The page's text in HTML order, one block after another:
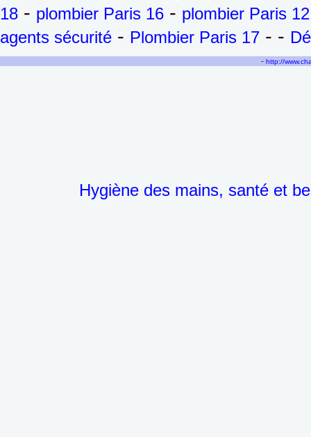
18 - plombier Paris 16 - plombier Paris 12
agents sécurité - Plombier Paris 17 - -
-http://
Hygiène des mains, santé et